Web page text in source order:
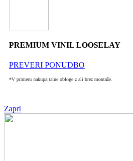
PREMIUM VINIL LOOSELAY
PREVERI PONUDBO
*V primeru nakupa talne obloge z ali brez montaže.
Zapri